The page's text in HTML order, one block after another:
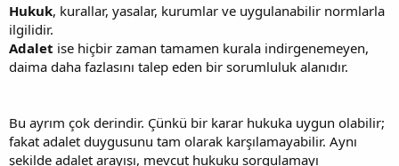
Hukuk, kurallar, yasalar, kurumlar ve uygulanabilir normlarla
ilgilidir.
Adalet ise hiçbir zaman tamamen kurala indirgenemeyen,
daima daha fazlasını talep eden bir sorumluluk alanıdır.
Bu ayrım çok derindir. Çünkü bir karar hukuka uygun olabilir;
fakat adalet duygusunu tam olarak karşılamayabilir. Aynı
şekilde adalet arayışı, mevcut hukuku sorgulamayı